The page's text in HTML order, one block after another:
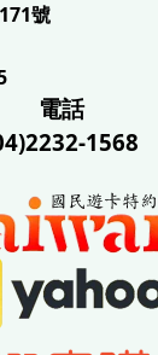
號
電話
1568